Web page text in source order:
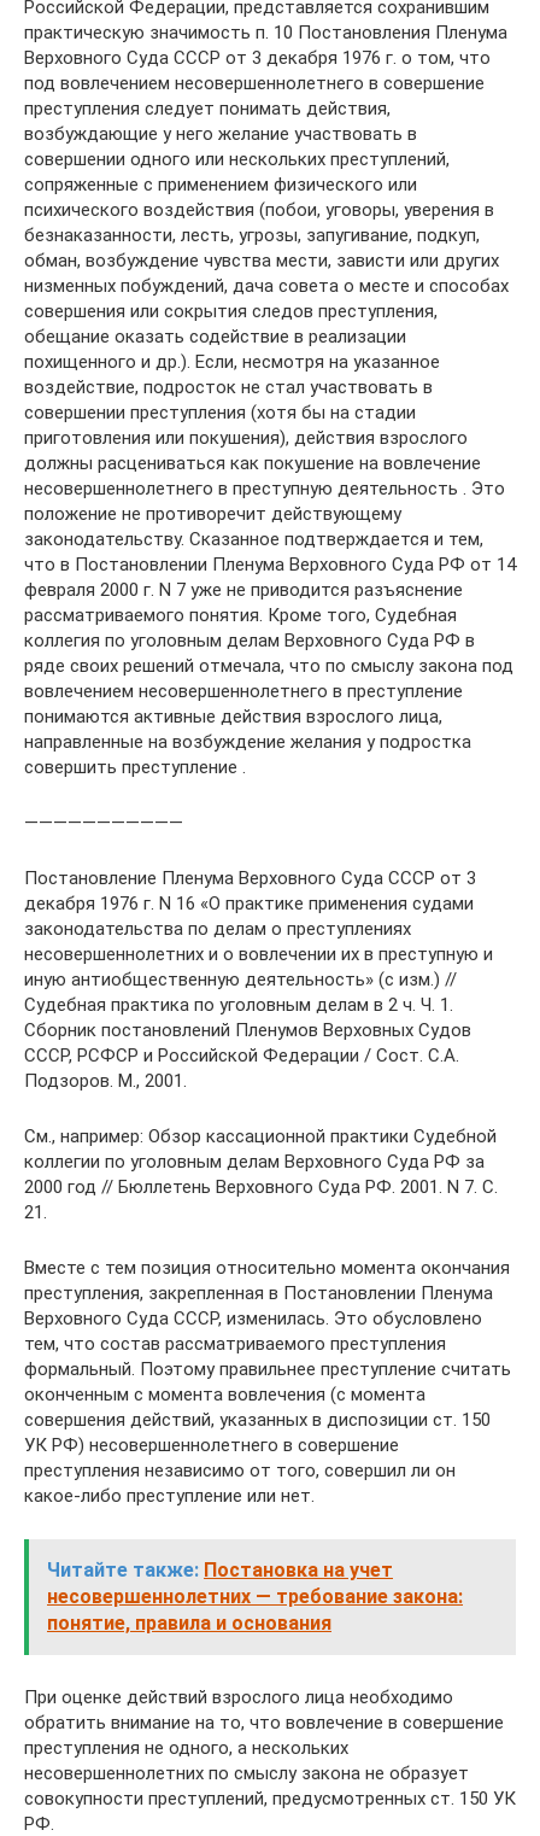
Российской Федерации, представляется сохранившим
практическую значимость п. 10 Постановления Пленума
Верховного Суда СССР от 3 декабря 1976 г. о том, что
под вовлечением несовершеннолетнего в совершение
преступления следует понимать действия,
возбуждающие у него желание участвовать в
совершении одного или нескольких преступлений,
сопряженные с применением физического или
психического воздействия (побои, уговоры, уверения в
безнаказанности, лесть, угрозы, запугивание, подкуп,
обман, возбуждение чувства мести, зависти или других
низменных побуждений, дача совета о месте и способах
совершения или сокрытия следов преступления,
обещание оказать содействие в реализации
похищенного и др.). Если, несмотря на указанное
воздействие, подросток не стал участвовать в
совершении преступления (хотя бы на стадии
приготовления или покушения), действия взрослого
должны расцениваться как покушение на вовлечение
несовершеннолетнего в преступную деятельность . Это
положение не противоречит действующему
законодательству. Сказанное подтверждается и тем,
что в Постановлении Пленума Верховного Суда РФ от 14
февраля 2000 г. N 7 уже не приводится разъяснение
рассматриваемого понятия. Кроме того, Судебная
коллегия по уголовным делам Верховного Суда РФ в
ряде своих решений отмечала, что по смыслу закона под
вовлечением несовершеннолетнего в преступление
понимаются активные действия взрослого лица,
направленные на возбуждение желания у подростка
совершить преступление .
———————————
Постановление Пленума Верховного Суда СССР от 3
декабря 1976 г. N 16 «О практике применения судами
законодательства по делам о преступлениях
несовершеннолетних и о вовлечении их в преступную и
иную антиобщественную деятельность» (с изм.) //
Судебная практика по уголовным делам в 2 ч. Ч. 1.
Сборник постановлений Пленумов Верховных Судов
СССР, РСФСР и Российской Федерации / Сост. С.А.
Подзоров. М., 2001.
См., например: Обзор кассационной практики Судебной
коллегии по уголовным делам Верховного Суда РФ за
2000 год // Бюллетень Верховного Суда РФ. 2001. N 7. С.
21.
Вместе с тем позиция относительно момента окончания
преступления, закрепленная в Постановлении Пленума
Верховного Суда СССР, изменилась. Это обусловлено
тем, что состав рассматриваемого преступления
формальный. Поэтому правильнее преступление считать
оконченным с момента вовлечения (с момента
совершения действий, указанных в диспозиции ст. 150
УК РФ) несовершеннолетнего в совершение
преступления независимо от того, совершил ли он
какое-либо преступление или нет.
Читайте также: Постановка на учет
несовершеннолетних — требование закона:
понятие, правила и основания
При оценке действий взрослого лица необходимо
обратить внимание на то, что вовлечение в совершение
преступления не одного, а нескольких
несовершеннолетних по смыслу закона не образует
совокупности преступлений, предусмотренных ст. 150 УК
РФ.